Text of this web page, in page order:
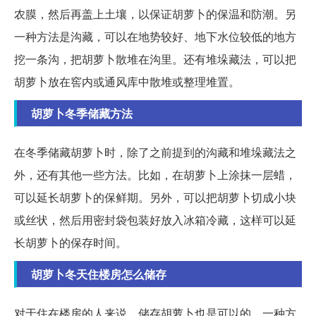
农膜，然后再盖上土壤，以保证胡萝卜的保温和防潮。另
一种方法是沟藏，可以在地势较好、地下水位较低的地方
挖一条沟，把胡萝卜散堆在沟里。还有堆垛藏法，可以把
胡萝卜放在窖内或通风库中散堆或整理堆置。
胡萝卜冬季储藏方法
在冬季储藏胡萝卜时，除了之前提到的沟藏和堆垛藏法之
外，还有其他一些方法。比如，在胡萝卜上涂抹一层蜡，
可以延长胡萝卜的保鲜期。另外，可以把胡萝卜切成小块
或丝状，然后用密封袋包装好放入冰箱冷藏，这样可以延
长胡萝卜的保存时间。
胡萝卜冬天住楼房怎么储存
对于住在楼房的人来说，储存胡萝卜也是可以的。一种方